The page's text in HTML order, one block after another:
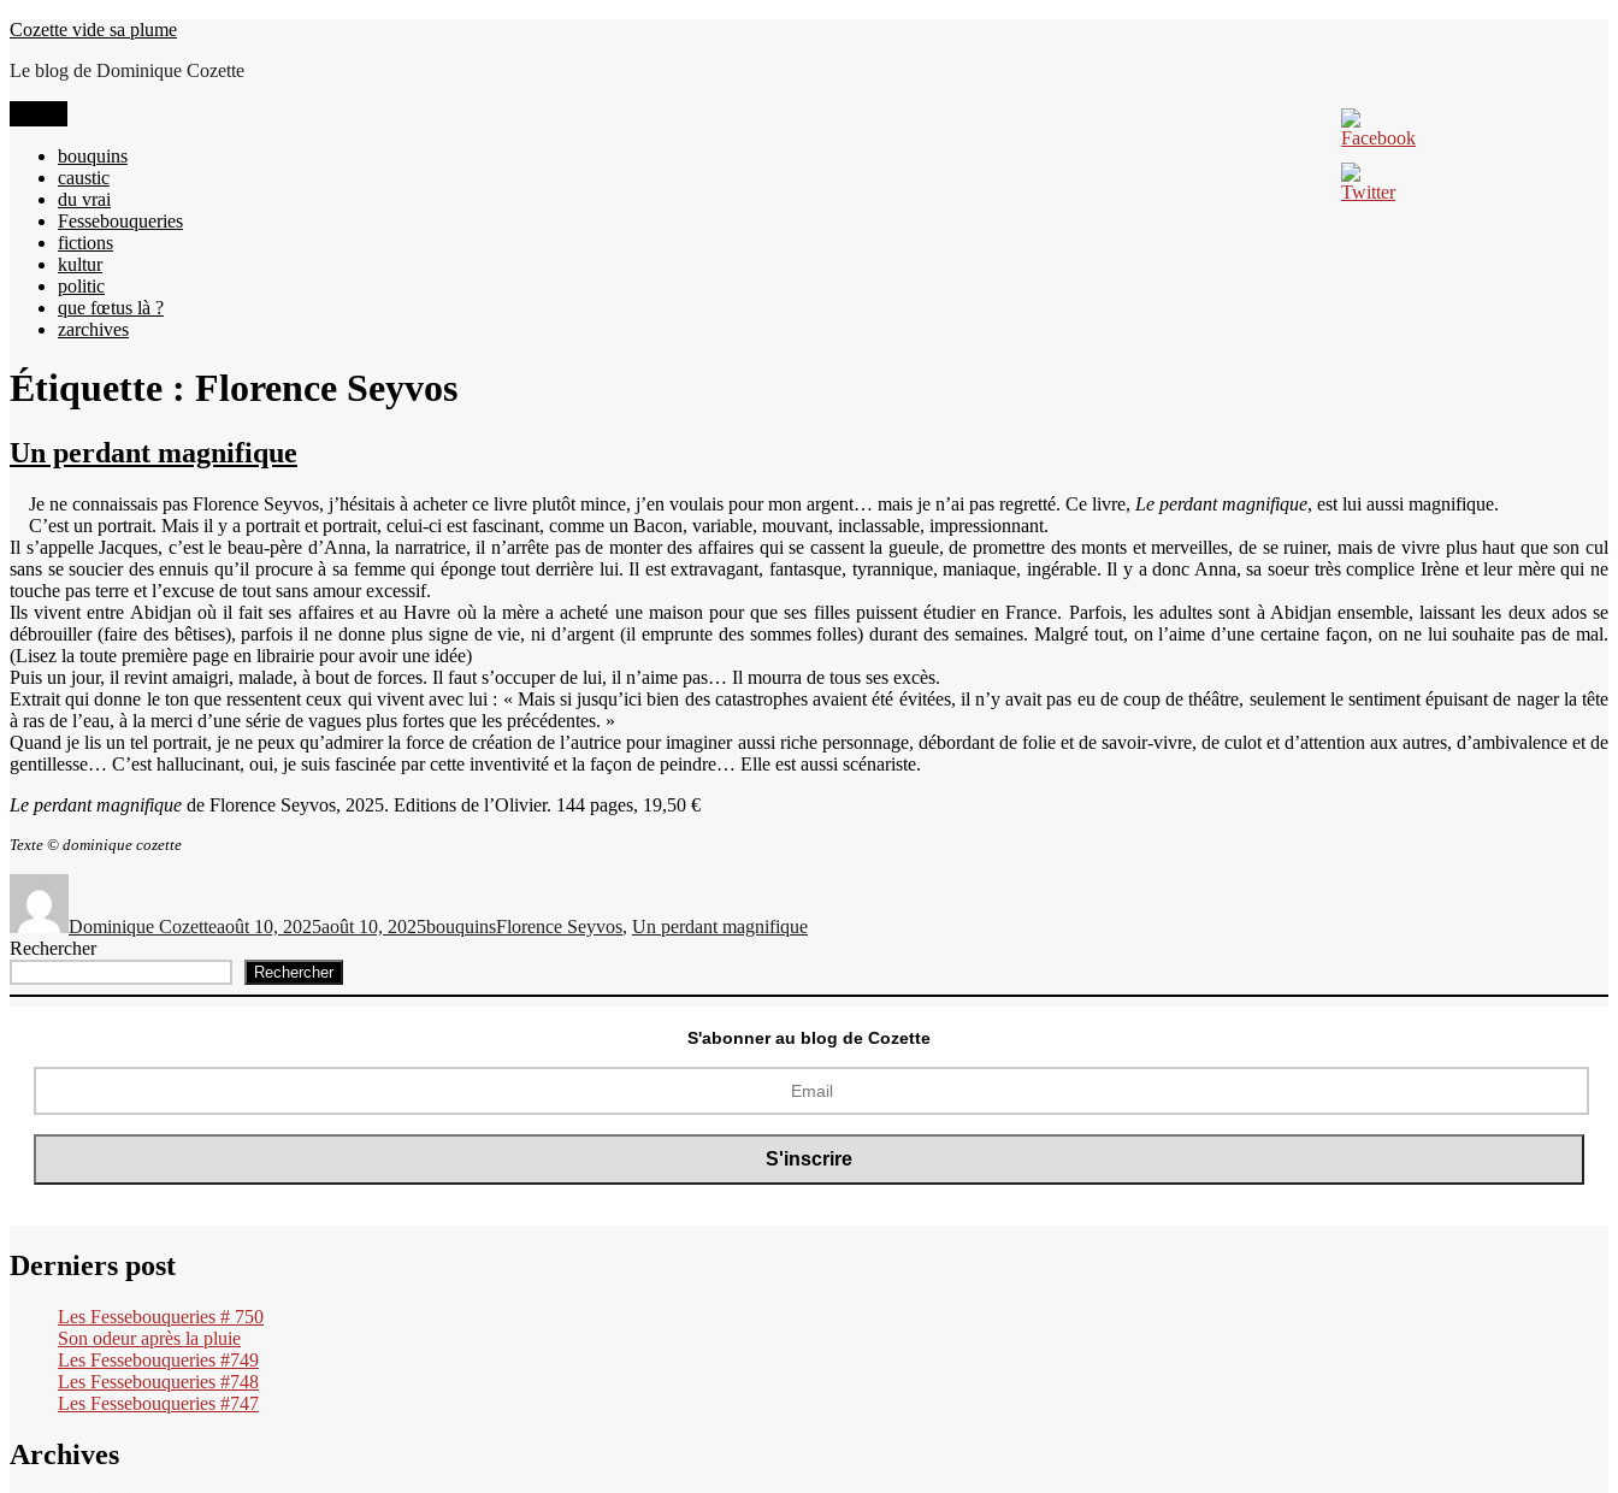
Aller
contenu
Cozette vide sa plume
Le blog de Dominique Cozette
bouquins
caustic
du vrai
Fessebouqueries
fictions
kultur
politic
que fœtus là ?
zarchives
Étiquette : Florence Seyvos
Un perdant magnifique
Je ne connaissais pas Florence Seyvos, j’hésitais à acheter ce livre plutôt mince, j’en voulais pour mon argent… mais je n’ai pas regretté. Ce livre, Le perdant magnifique, est lui aussi magnifique.
C’est un portrait. Mais il y a portrait et portrait, celui-ci est fascinant, comme un Bacon, variable, mouvant, inclassable, impressionnant.
Il s’appelle Jacques, c’est le beau-père d’Anna, la narratrice, il n’arrête pas de monter des affaires qui se cassent la gueule, de promettre des monts et merveilles, de se ruiner, mais de vivre plus haut que son cul
sans se soucier des ennuis qu’il procure à sa femme qui éponge tout derrière lui. Il est extravagant, fantasque, tyrannique, maniaque, ingérable. Il y a donc Anna, sa soeur très complice Irène et leur mère qui ne
touche pas terre et l’excuse de tout sans amour excessif.
Ils vivent entre Abidjan où il fait ses affaires et au Havre où la mère a acheté une maison pour que ses filles puissent étudier en France. Parfois, les adultes sont à Abidjan ensemble, laissant les deux ados se
débrouiller (faire des bêtises), parfois il ne donne plus signe de vie, ni d’argent (il emprunte des sommes folles) durant des semaines. Malgré tout, on l’aime d’une certaine façon, on ne lui souhaite pas de mal.
(Lisez la toute première page en librairie pour avoir une idée)
Puis un jour, il revint amaigri, malade, à bout de forces. Il faut s’occuper de lui, il n’aime pas… Il mourra de tous ses excès.
Extrait qui donne le ton que ressentent ceux qui vivent avec lui : « Mais si jusqu’ici bien des catastrophes avaient été évitées, il n’y avait pas eu de coup de théâtre, seulement le sentiment épuisant de nager la tête
à ras de l’eau, à la merci d’une série de vagues plus fortes que les précédentes. »
Quand je lis un tel portrait, je ne peux qu’admirer la force de création de l’autrice pour imaginer aussi riche personnage, débordant de folie et de savoir-vivre, de culot et d’attention aux autres, d’ambivalence et de
gentillesse… C’est hallucinant, oui, je suis fascinée par cette inventivité et la façon de peindre… Elle est aussi scénariste.
Le perdant magnifique de Florence Seyvos, 2025. Editions de l’Olivier. 144 pages, 19,50 €
Texte © dominique cozette
Dominique Cozetteaoût 10, 2025août 10, 2025bouquinsFlorence Seyvos, Un perdant magnifique
Rechercher
Rechercher
S'abonner au blog de Cozette
Derniers post
Les Fessebouqueries # 750
Son odeur après la pluie
Les Fessebouqueries #749
Les Fessebouqueries #748
Les Fessebouqueries #747
Archives